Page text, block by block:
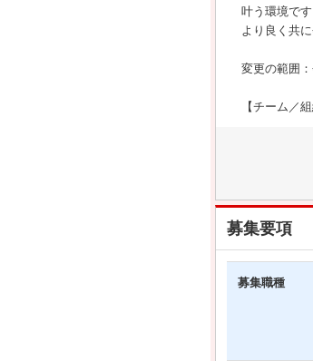
叶う環境です
より良く共
変更の範囲
【チーム／
募集要項
募集職種